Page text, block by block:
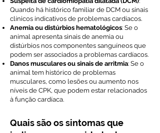
Quando há histórico familiar de DCM ou sinais
clínicos indicativos de problemas cardíacos.
Anemia ou distúrbios hematológicos: Se o
animal apresenta sinais de anemia ou
distúrbios nos componentes sanguíneos que
podem ser associados a problemas cardíacos.
Danos musculares ou sinais de arritmia: Se o
animal tem histórico de problemas
musculares, como lesões ou aumento nos
níveis de CPK, que podem estar relacionados
à função cardíaca.
Quais são os sintomas que